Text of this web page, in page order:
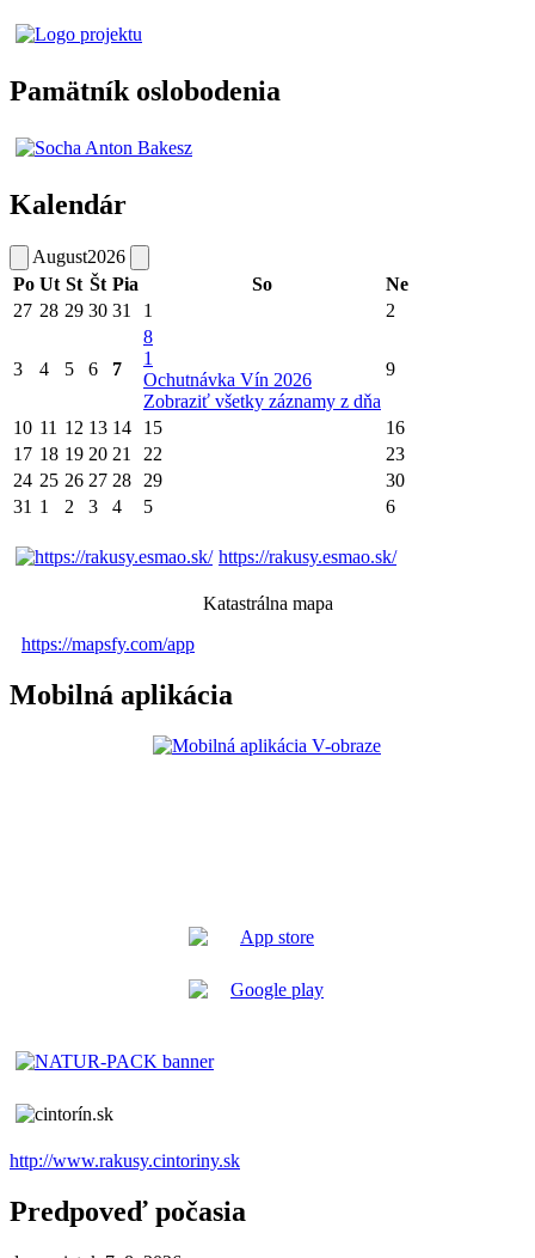
Pamätník oslobodenia
Kalendár
August2026
Po Ut St Št Pia So
Ne
27 28 29 30 31 1 2
3 4 5 6 7
8
1
Ochutnávka Vín 2026
Zobraziť všetky záznamy z dňa
9
10 11 12 13 14 15
16
17 18 19 20 21 22
23
24 25 26 27 28 29
30
31 1 2 3 4 5 6
https://rakusy.esmao.sk/
Katastrálna mapa
https://mapsfy.com/app
Mobilná aplikácia
http://www.rakusy.cintoriny.sk
Predpoveď počasia